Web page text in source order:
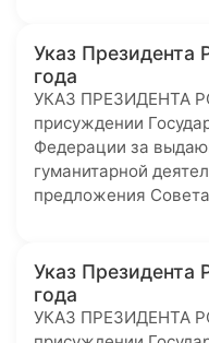
Указ
года
УКАЗ ПРЕЗИДЕНТА
присуждении
Федерации за
гуманитарной
предложения
Указ
года
УКАЗ ПРЕЗИДЕНТА